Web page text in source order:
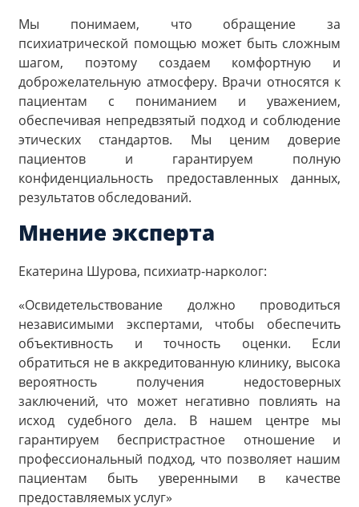
Мы понимаем, что обращение за
психиатрической помощью может быть сложным
шагом, поэтому создаем комфортную и
доброжелательную атмосферу. Врачи относятся к
пациентам с пониманием и уважением,
обеспечивая непредвзятый подход и соблюдение
этических стандартов. Мы ценим доверие
пациентов и гарантируем полную
конфиденциальность предоставленных данных,
результатов обследований.
Мнение эксперта
Екатерина Шурова, психиатр-нарколог:
«Освидетельствование должно проводиться
независимыми экспертами, чтобы обеспечить
объективность и точность оценки. Если
обратиться не в аккредитованную клинику, высока
вероятность получения недостоверных
заключений, что может негативно повлиять на
исход судебного дела. В нашем центре мы
гарантируем беспристрастное отношение и
профессиональный подход, что позволяет нашим
пациентам быть уверенными в качестве
предоставляемых услуг»